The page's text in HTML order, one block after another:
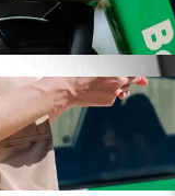
pour aller à Szpital